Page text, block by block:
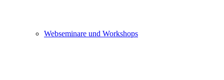
Webseminare und Workshops